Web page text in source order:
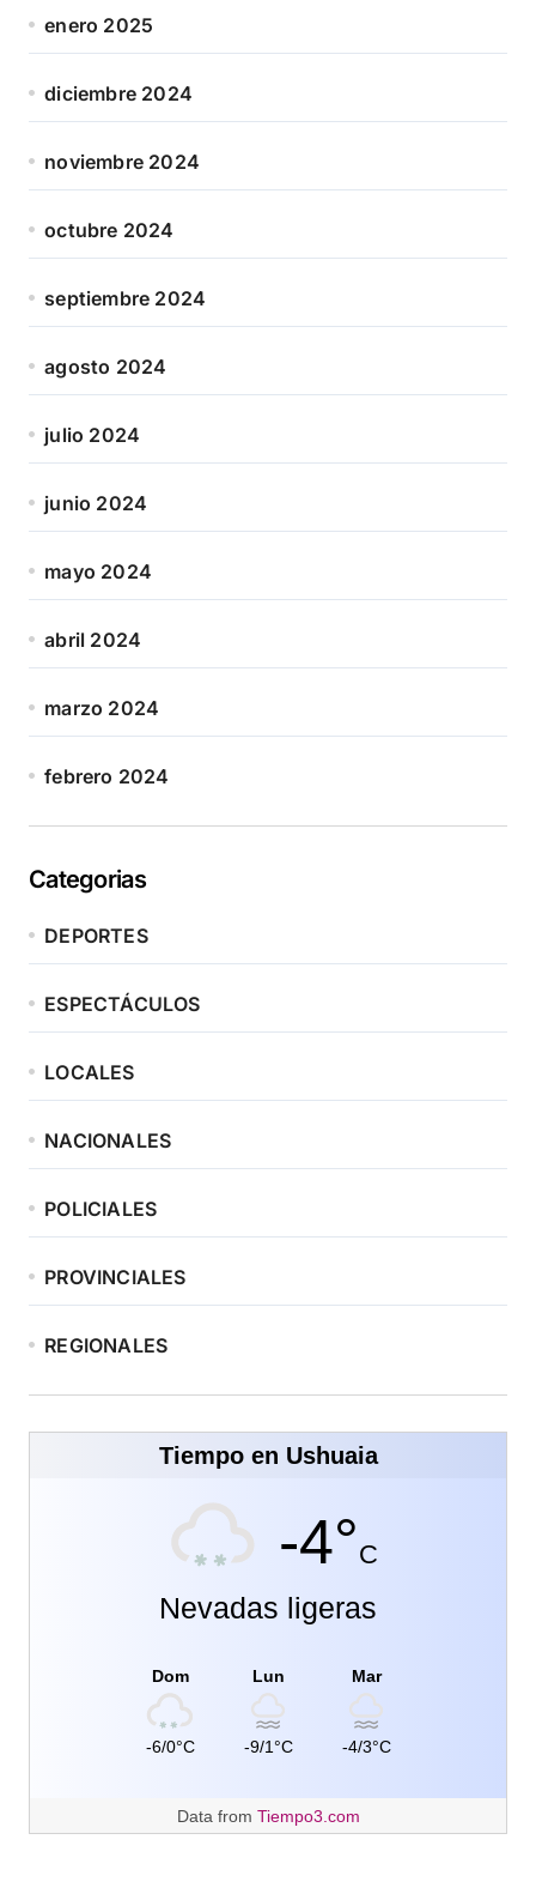
enero 2025
diciembre 2024
noviembre 2024
octubre 2024
septiembre 2024
agosto 2024
julio 2024
junio 2024
mayo 2024
abril 2024
marzo 2024
febrero 2024
Categorias
DEPORTES
ESPECTÁCULOS
LOCALES
NACIONALES
POLICIALES
PROVINCIALES
REGIONALES
Tiempo en Ushuaia
-4°C
Nevadas ligeras
Dom
-6/0°C
Lun
-9/1°C
Mar
-4/3°C
Data from Tiempo3.com